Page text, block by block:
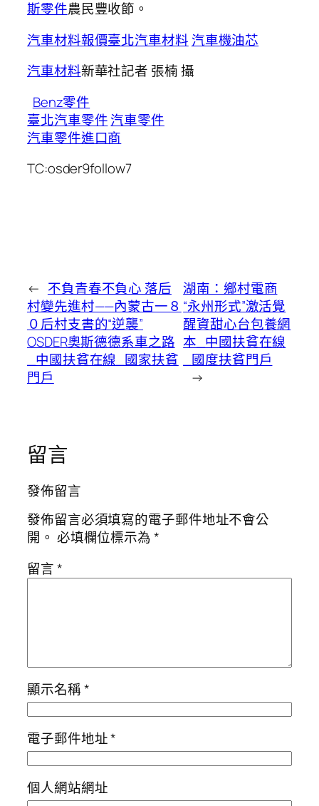
斯零件農民豐收節。
汽車材料報價臺北汽車材料汽車機油芯
汽車材料新華社記者 張楠 攝
Benz零件
臺北汽車零件汽車零件
汽車零件進口商
TC:osder9follow7
← 不負青春不負心 落后
村變先進村——內蒙古一８
０后村支書的“逆襲”
OSDER奧斯德德系車之路
_中國扶貧在線_國家扶貧
門戶
湖南：鄉村電商
“永州形式”激活覺
醒資甜心台包養網
本_中國扶貧在線
_國度扶貧門戶
→
留言
發佈留言
發佈留言必須填寫的電子郵件地址不會公
開。 必填欄位標示為*
留言*
顯示名稱*
電子郵件地址*
個人網站網址